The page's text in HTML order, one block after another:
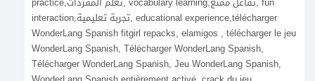
interaction,تجربة تعليمية, educational experience,télécharger
WonderLang Spanish fitgirl repacks, elamigos , télécharger le jeu
WonderLang Spanish, Télécharger WonderLang Spanish,
Télécharger WonderLang Spanish, Jeu WonderLang Spanish,